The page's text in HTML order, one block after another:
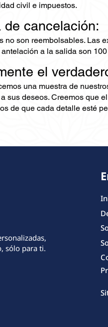
civil e impuestos.
de cancelación:
no son reembolsables. Las
a la salida son
el
una muestra de
sus deseos. Creemos que
de que cada detalle esté
sólo para ti.